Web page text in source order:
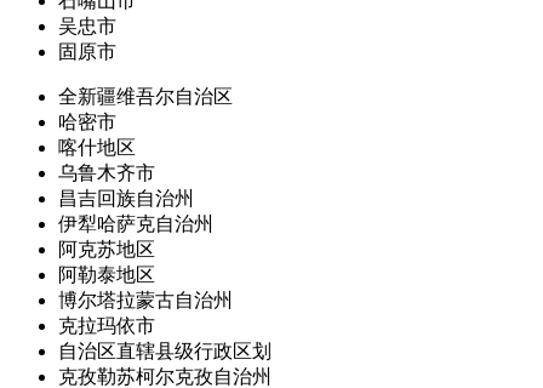
吴忠市
固原市
全新疆维吾尔自治区
哈密市
喀什地区
乌鲁木齐市
昌吉回族自治州
伊犁哈萨克自治州
阿克苏地区
阿勒泰地区
博尔塔拉蒙古自治州
克拉玛依市
自治区直辖县级行政区划
克孜勒苏柯尔克孜自治州